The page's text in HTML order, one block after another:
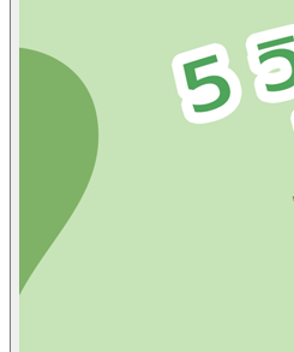
Dietary supplements
Albupro
บทความ
Article
ข่าวสารและกิจกรรม
News & Events
ติดต่อเรา
Contact Us